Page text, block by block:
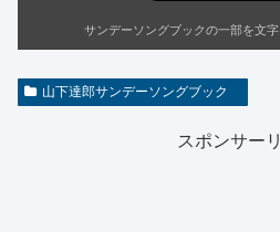
サンデーソングブックの一部を文字
山下達郎サンデーソングブック
スポンサー